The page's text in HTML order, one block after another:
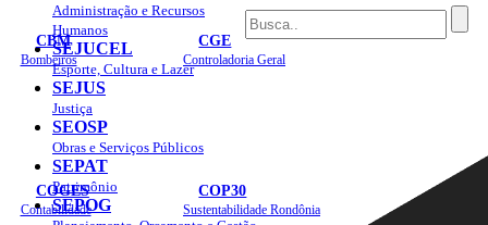
CBM
Bombeiros
CGE
Controladoria Geral
COGES
Contabilidade
COP30
Sustentabilidade Rondônia
Administração e Recursos
Humanos
SEJUCEL
Esporte, Cultura e Lazer
SEJUS
Justiça
SEOSP
Obras e Serviços Públicos
SEPAT
Patrimônio
SEPOG